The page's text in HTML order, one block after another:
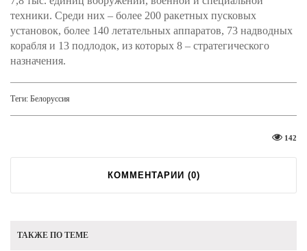
техники. Среди них – более 200 ракетных пусковых
установок, более 140 летательных аппаратов, 73 надводных
корабля и 13 подлодок, из которых 8 – стратегического
назначения.
Теги: Белоруссия
142
КОММЕНТАРИИ (0)
ТАКЖЕ ПО ТЕМЕ